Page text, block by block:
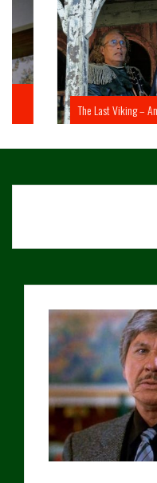
The Last Viking – Anders